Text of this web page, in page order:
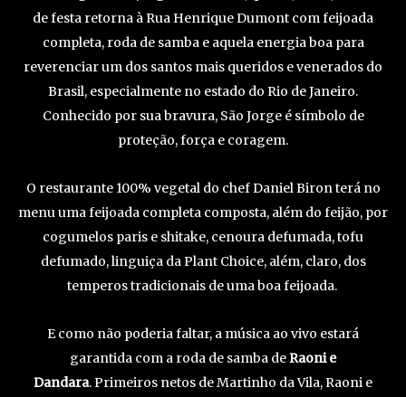
de festa retorna à Rua Henrique Dumont com feijoada
completa, roda de samba e aquela energia boa para
reverenciar um dos santos mais queridos e venerados do
Brasil, especialmente no estado do Rio de Janeiro.
Conhecido por sua bravura, São Jorge é símbolo de
proteção, força e coragem.
O restaurante 100% vegetal do chef Daniel Biron terá no
menu uma feijoada completa composta, além do feijão, por
cogumelos paris e shitake, cenoura defumada, tofu
defumado, linguiça da Plant Choice, além, claro, dos
temperos tradicionais de uma boa feijoada.
E como não poderia faltar, a música ao vivo estará
garantida com a roda de samba deRaoni e
Dandara. Primeiros netos de Martinho da Vila, Raoni e